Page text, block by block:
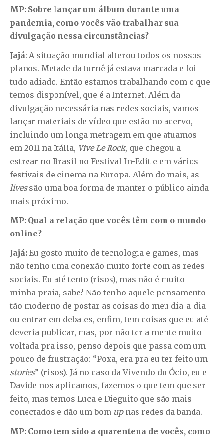
MP: Sobre lançar um álbum durante uma
pandemia, como vocês vão trabalhar sua
divulgação nessa circunstâncias?
Jajá: A situação mundial alterou todos os nossos
planos. Metade da turnê já estava marcada e foi
tudo adiado. Então estamos trabalhando com o que
temos disponível, que é a Internet. Além da
divulgação necessária nas redes sociais, vamos
lançar materiais de vídeo que estão no acervo,
incluindo um longa metragem em que atuamos
em 2011 na Itália, Vive Le Rock, que chegou a
estrear no Brasil no Festival In-Edit e em vários
festivais de cinema na Europa. Além do mais, as
livessão uma boa forma de manter o público ainda
mais próximo.
MP: Qual a relação que vocês têm com o mundo
online?
Jajá: Eu gosto muito de tecnologia e games, mas
não tenho uma conexão muito forte com as redes
sociais. Eu até tento (risos), mas não é muito
minha praia, sabe? Não tenho aquele pensamento
tão moderno de postar as coisas do meu dia-a-dia
ou entrar em debates, enfim, tem coisas que eu até
deveria publicar, mas, por não ter a mente muito
voltada pra isso, penso depois que passa com um
pouco de frustração: “Poxa, era pra eu ter feito um
stories” (risos). Já no caso da Vivendo do Ócio, eu e
Davide nos aplicamos, fazemos o que tem que ser
feito, mas temos Luca e Dieguito que são mais
conectados e dão um bom up nas redes da banda.
MP: Como tem sido a quarentena de vocês, como